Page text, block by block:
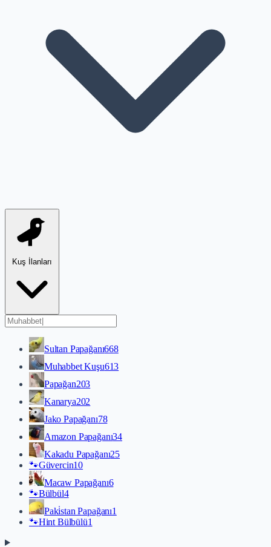
Kuş İlanları
Sultan Papağanı668
Muhabbet Kuşu613
Papağan203
Kanarya202
Jako Papağanı78
Amazon Papağanı34
Kakadu Papağanı25
🐾Güvercin10
Macaw Papağanı6
🐾Bülbül4
Paki̇stan Papağanı1
🐾Hint Bülbülü1